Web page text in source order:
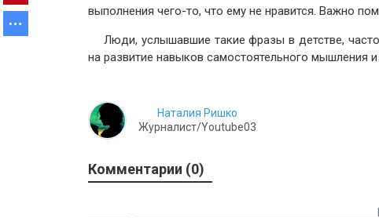
выполнения чего-то, что ему не нравится. Важно
Люди, услышавшие такие фразы в детстве,
на развитие навыков самостоятельного мышления
Наталия Ришко
Журналист/Youtube03
Комментарии (0)